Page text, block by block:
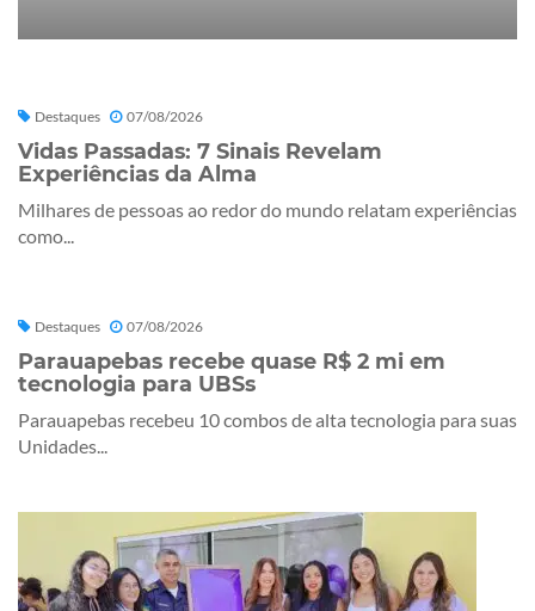
Destaques 07/08/2026
Vidas Passadas: 7 Sinais Revelam
Experiências da Alma
Milhares de pessoas ao redor do mundo relatam experiências
como...
Destaques 07/08/2026
Parauapebas recebe quase R$ 2 mi em
tecnologia para UBSs
Parauapebas recebeu 10 combos de alta tecnologia para suas
Unidades...